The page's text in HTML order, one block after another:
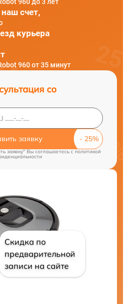
960 до 3 лет
счет,
курьера
960 от 35 минут
со
заявку
заявку" Вы соглашаетесь cполитикой
Скидка по
предварительной
записи на сайте